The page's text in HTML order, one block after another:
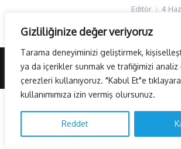
Gizliliğinize değer veriyoruz
Tarama deneyiminizi geliştirmek,
ya da içerikler sunmak ve trafiğimizi analiz
çerezleri kullanıyoruz. "Kabul Et"e
kullanımımıza izin vermiş olursunuz.
Reddet
Editör 4
Copyright © 2026 AvrasyaHaber TV | Powered